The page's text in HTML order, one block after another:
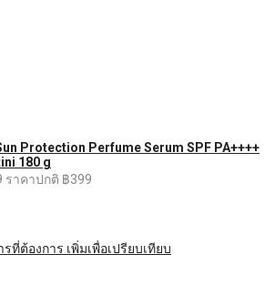
Protection Perfume Serum SPF PA++++
180 g
ราคาปกติ ฿399
รที่ต้องการ เพิ่มเพื่อเปรียบเทียบ